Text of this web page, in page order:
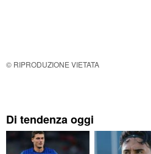
© RIPRODUZIONE VIETATA
Di tendenza oggi